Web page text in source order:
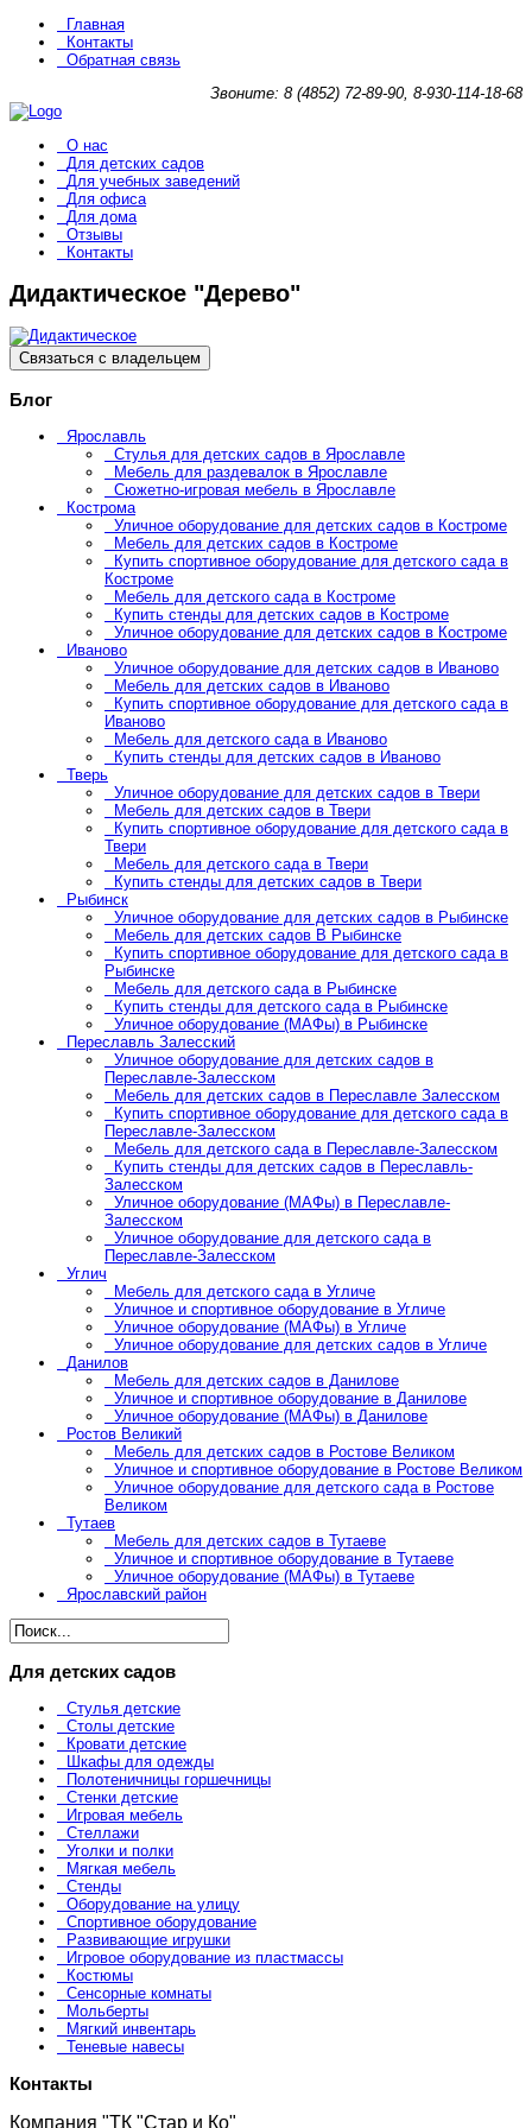
Главная
Контакты
Обратная связь
Звоните: 8 (4852) 72-89-90, 8-930-114-18-68
О нас
Для детских садов
Для учебных заведений
Для офиса
Для дома
Отзывы
Контакты
Дидактическое "Дерево"
Связаться с владельцем
Блог
Ярославль
Стулья для детских садов в Ярославле
Мебель для раздевалок в Ярославле
Сюжетно-игровая мебель в Ярославле
Кострома
Уличное оборудование для детских садов в Костроме
Мебель для детских садов в Костроме
Купить спортивное оборудование для детского сада в
Костроме
Мебель для детского сада в Костроме
Купить стенды для детских садов в Костроме
Уличное оборудование для детских садов в Костроме
Иваново
Уличное оборудование для детских садов в Иваново
Мебель для детских садов в Иваново
Купить спортивное оборудование для детского сада в
Иваново
Мебель для детского сада в Иваново
Купить стенды для детских садов в Иваново
Тверь
Уличное оборудование для детских садов в Твери
Мебель для детских садов в Твери
Купить спортивное оборудование для детского сада в
Твери
Мебель для детского сада в Твери
Купить стенды для детских садов в Твери
Рыбинск
Уличное оборудование для детских садов в Рыбинске
Мебель для детских садов В Рыбинске
Купить спортивное оборудование для детского сада в
Рыбинске
Мебель для детского сада в Рыбинске
Купить стенды для детского сада в Рыбинске
Уличное оборудование (МАФы) в Рыбинске
Переславль Залесский
Уличное оборудование для детских садов в
Переславле-Залесском
Мебель для детских садов в Переславле Залесском
Купить спортивное оборудование для детского сада в
Переславле-Залесском
Мебель для детского сада в Переславле-Залесском
Купить стенды для детских садов в Переславль-
Залесском
Уличное оборудование (МАФы) в Переславле-
Залесском
Уличное оборудование для детского сада в
Переславле-Залесском
Углич
Мебель для детского сада в Угличе
Уличное и спортивное оборудование в Угличе
Уличное оборудование (МАФы) в Угличе
Уличное оборудование для детских садов в Угличе
Данилов
Мебель для детских садов в Данилове
Уличное и спортивное оборудование в Данилове
Уличное оборудование (МАФы) в Данилове
Ростов Великий
Мебель для детских садов в Ростове Великом
Уличное и спортивное оборудование в Ростове Великом
Уличное оборудование для детского сада в Ростове
Великом
Тутаев
Мебель для детских садов в Тутаеве
Уличное и спортивное оборудование в Тутаеве
Уличное оборудование (МАФы) в Тутаеве
Ярославский район
Для детских садов
Стулья детские
Столы детские
Кровати детские
Шкафы для одежды
Полотеничницы горшечницы
Стенки детские
Игровая мебель
Стеллажи
Уголки и полки
Мягкая мебель
Стенды
Оборудование на улицу
Спортивное оборудование
Развивающие игрушки
Игровое оборудование из пластмассы
Костюмы
Сенсорные комнаты
Мольберты
Мягкий инвентарь
Теневые навесы
Контакты
Компания "ТК "Стар и Ко"